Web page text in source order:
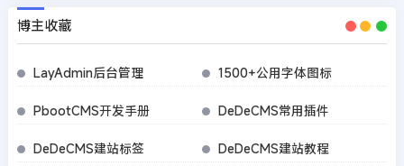
博主收藏
LayAdmin后台管理 1500+公用字体图标
PbootCMS开发手册 DeDeCMS常用插件
DeDeCMS建站标签 DeDeCMS建站教程